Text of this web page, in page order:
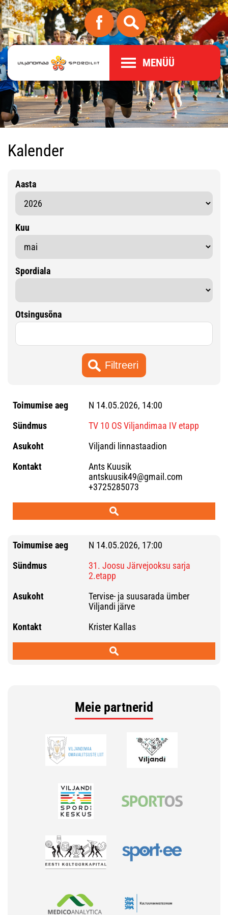
MENÜÜ
Kalender
Aasta
Kuu
Spordiala
Otsingusõna
N 14.05.2026, 14:00
TV 10 OS Viljandimaa IV etapp
Viljandi linnastaadion
Ants Kuusik
antskuusik49@gmail.com
+3725285073
N 14.05.2026, 17:00
31. Joosu Järvejooksu sarja
2.etapp
Tervise- ja suusarada ümber
Viljandi järve
Krister Kallas
Meie partnerid